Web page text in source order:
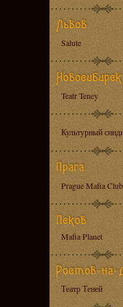
Salute
Teatr Teney
Культурный
Prague Mafia Club
Mafia Planet
Театр Теней